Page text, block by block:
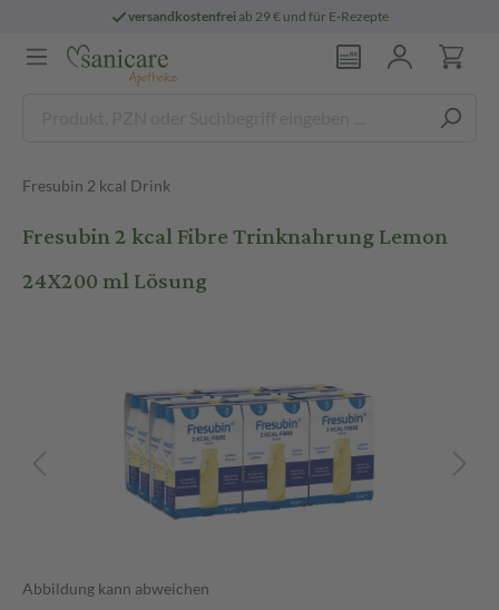
versandkostenfreiab 29 € und für E-Rezepte
Fresubin 2 kcal Drink
Fresubin 2 kcal Fibre Trinknahrung Lemon
24X200 ml Lösung
Abbildung kann abweichen